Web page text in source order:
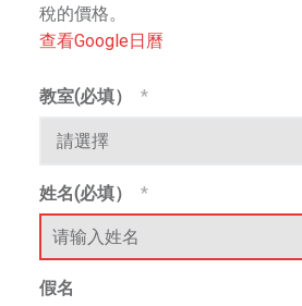
橫
濱
華
街
是
一
所
綜
合
稅的價格。
查看Google日曆
教室(必填） *
姓名(必填） *
假名